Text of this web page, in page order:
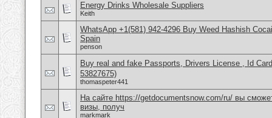
Energy Drinks Wholesale Suppliers
Keith
WhatsApp +1(581) 942-4296 Buy Weed Hashish
Spain
penson
Buy real and fake Passports, Drivers License , Id
53827675)
thomaspeter441
На сайте https://getdocumentsnow.com/ru/ вы
визы, получ
markmark